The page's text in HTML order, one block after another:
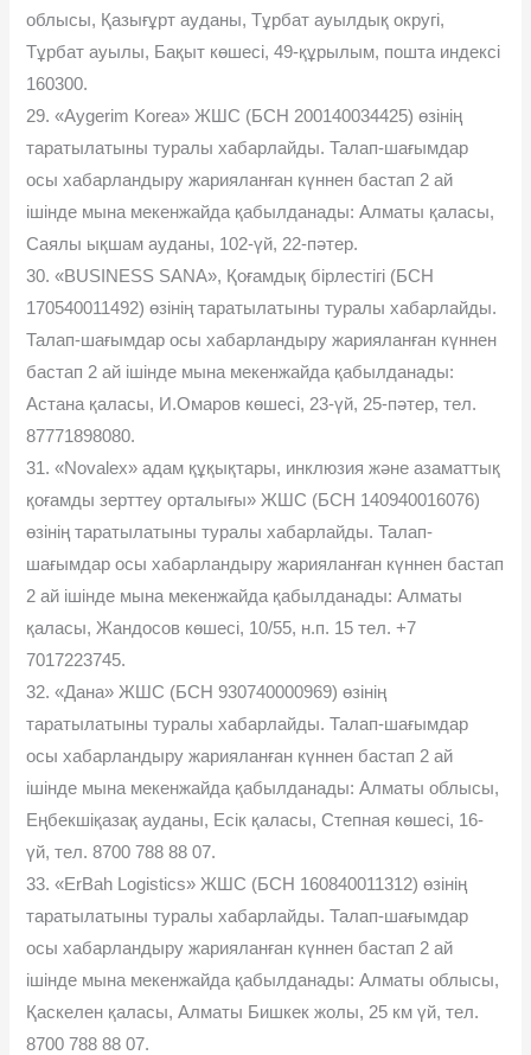
облысы, Қазығұрт ауданы, Тұрбат ауылдық округі,
Тұрбат ауылы, Бақыт көшесі, 49-құрылым, пошта индексі
160300.
29. «Aygerim Korea» ЖШС (БСН 200140034425) өзінің
таратылатыны туралы хабарлайды. Талап-шағымдар
осы хабарландыру жарияланған күннен бастап 2 ай
ішінде мына мекенжайда қабылданады: Алматы қаласы,
Саялы ықшам ауданы, 102-үй, 22-пәтер.
30. «BUSINESS SANA», Қоғамдық бірлестігі (БСН
170540011492) өзінің таратылатыны туралы хабарлайды.
Талап-шағымдар осы хабарландыру жарияланған күннен
бастап 2 ай ішінде мына мекенжайда қабылданады:
Астана қаласы, И.Омаров көшесі, 23-үй, 25-пәтер, тел.
87771898080.
31. «Novalex» адам құқықтары, инклюзия және азаматтық
қоғамды зерттеу орталығы» ЖШС (БСН 140940016076)
өзінің таратылатыны туралы хабарлайды. Талап-
шағымдар осы хабарландыру жарияланған күннен бастап
2 ай ішінде мына мекенжайда қабылданады: Алматы
қаласы, Жандосов көшесі, 10/55, н.п. 15 тел. +7
7017223745.
32. «Дана» ЖШС (БСН 930740000969) өзінің
таратылатыны туралы хабарлайды. Талап-шағымдар
осы хабарландыру жарияланған күннен бастап 2 ай
ішінде мына мекенжайда қабылданады: Алматы облысы,
Еңбекшіқазақ ауданы, Есік қаласы, Степная көшесі, 16-
үй, тел. 8700 788 88 07.
33. «ErBah Logistics» ЖШС (БСН 160840011312) өзінің
таратылатыны туралы хабарлайды. Талап-шағымдар
осы хабарландыру жарияланған күннен бастап 2 ай
ішінде мына мекенжайда қабылданады: Алматы облысы,
Қаскелен қаласы, Алматы Бишкек жолы, 25 км үй, тел.
8700 788 88 07.